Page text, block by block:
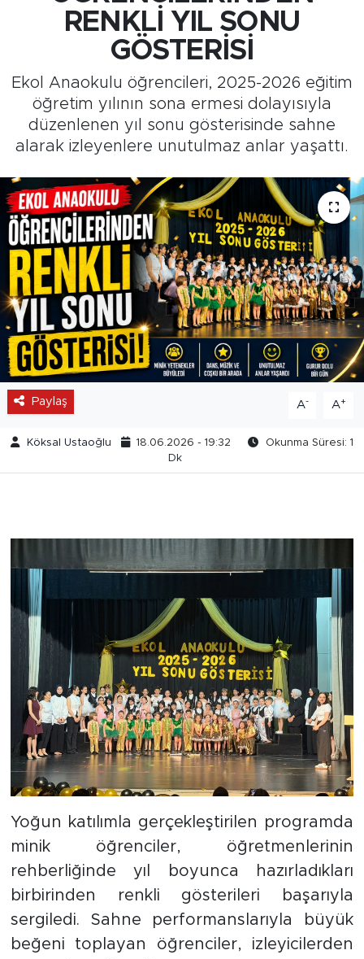
RENKLİ YIL SONU
GÖSTERİSİ
Ekol Anaokulu öğrencileri, 2025-2026 eğitim
öğretim yılının sona ermesi dolayısıyla
düzenlenen yıl sonu gösterisinde sahne
alarak izleyenlere unutulmaz anlar yaşattı.
Paylaş A- A+
Köksal Ustaoğlu 18.06.2026 - 19:32
Okunma Süresi: 1
Dk
Yoğun katılımla gerçekleştirilen programda
minik öğrenciler, öğretmenlerinin
rehberliğinde yıl boyunca hazırladıkları
birbirinden renkli gösterileri başarıyla
sergiledi. Sahne performanslarıyla büyük
beğeni toplayan öğrenciler, izleyicilerden
Medya
Siyaset
Teknoloji
GURBETTEN SILAYA
Foto Galeri
Köşe Yazarları
Manşet
Ulusal Son Dakika Haberleri